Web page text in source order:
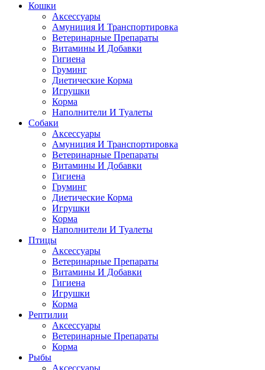
Кошки
Аксессуары
Амуниция И Транспортировка
Ветеринарные Препараты
Витамины И Добавки
Гигиена
Груминг
Диетические Корма
Игрушки
Корма
Наполнители И Туалеты
Собаки
Аксессуары
Амуниция И Транспортировка
Ветеринарные Препараты
Витамины И Добавки
Гигиена
Груминг
Диетические Корма
Игрушки
Корма
Наполнители И Туалеты
Птицы
Аксессуары
Ветеринарные Препараты
Витамины И Добавки
Гигиена
Игрушки
Корма
Рептилии
Аксессуары
Ветеринарные Препараты
Корма
Рыбы
Аксессуары